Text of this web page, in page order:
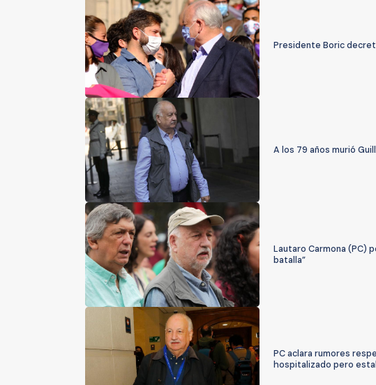
Presidente Boric
A los 79 años murió
Lautaro Carmona (PC)
batalla”
PC aclara rumores
hospitalizado pero